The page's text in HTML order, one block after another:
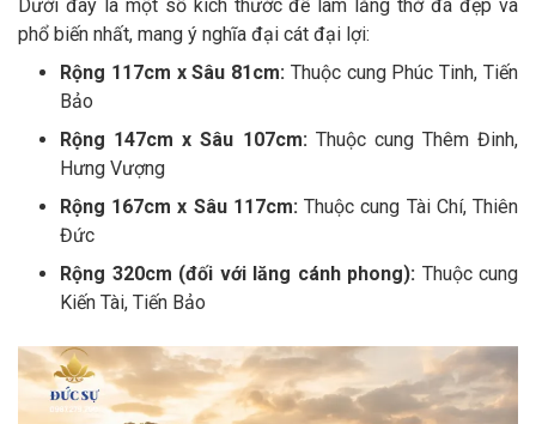
Dưới đây là một số kích thước đế làm lăng thờ đá đẹp và
phổ biến nhất, mang ý nghĩa đại cát đại lợi:
Rộng 117cm x Sâu 81cm: Thuộc cung Phúc Tinh, Tiến
Bảo
Rộng 147cm x Sâu 107cm:Thuộc cung Thêm Đinh,
Hưng Vượng
Rộng 167cm x Sâu 117cm:Thuộc cung Tài Chí, Thiên
Đức
Rộng 320cm (đối với lăng cánh phong): Thuộc cung
Kiến Tài, Tiến Bảo